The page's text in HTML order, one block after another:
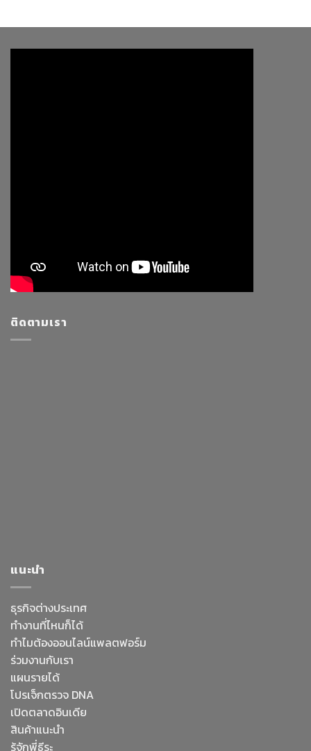
ติดตามเรา
แนะนำ
ธุรกิจต่างประเทศ
ทำงานที่ไหนก็ได้
ทำไมต้องออนไลน์แพลตฟอร์ม
ร่วมงานกับเรา
แผนรายได้
โปรเจ็กตรวจ DNA
เปิดตลาดอินเดีย
สินค้าแนะนำ
รู้จักพี่ธีระ